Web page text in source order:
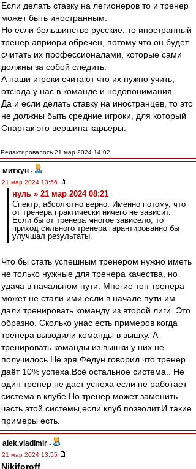
Если делать ставку на легионеров то и тренер
может быть иностранным.
Но если большинство русские, то иностранный
тренер априори обречен, потому что он будет
считать их профессионалами, которые сами
должны за собой следить.
А наши игроки считают что их нужно учить,
отсюда у нас в команде и недопонимания.
Да и если делать ставку на иностранцев, то это
не должны быть средние игроки, для который
Спартак это вершина карьеры.
Редактировалось 21 мар 2024 14:02
митхун -
21 мар 2024 13:56
нуль » 21 мар 2024 08:21
Спектр, абсолютно верно. Именно потому, что
от тренера практически ничего не зависит.
Если бы от тренера многое зависело, то
приход сильного тренера гарантированно бы
улучшал результаты.
Что бы стать успешным тренером нужно иметь
не только нужные для тренера качества, но
удача в начальном пути. Многие топ тренера
может не стали ими если в начале пути им
дали тренировать команду из второй лиги. Это
образно. Сколько унас есть примеров когда
тренера выводили команды в вышку. А
тренировать команды из вышки у них не
получилось.Не зря Федун говорил что тренер
даёт 10% успеха.Всё остальное система.. Не
один тренер не даст успеха если не работает
система в клубе.Но тренер может заменить
часть этой системы,если клуб позволит.И такие
примеры есть.
alek.vladimir -
21 мар 2024 13:55
Nikiforoff